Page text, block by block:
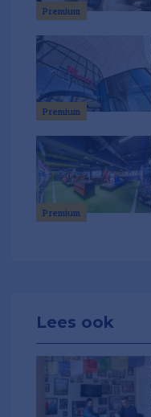
Premium
Premium
Premium
Lees ook